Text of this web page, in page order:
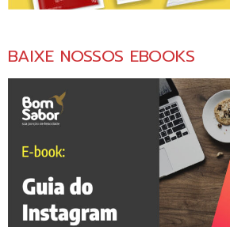
BAIXE NOSSOS EBOOKS